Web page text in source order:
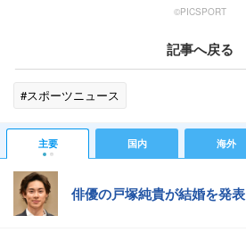
©️PICSPORT
記事へ戻る
#スポーツニュース
主要 国内 海外
俳優の戸塚純貴が結婚を発表